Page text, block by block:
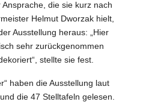
die sie kurz nach
Helmut Dworzak hielt,
Ausstellung heraus: „Hier
sehr zurückgenommen
stellte sie fest.
haben die Ausstellung laut
die 47 Stelltafeln gelesen.